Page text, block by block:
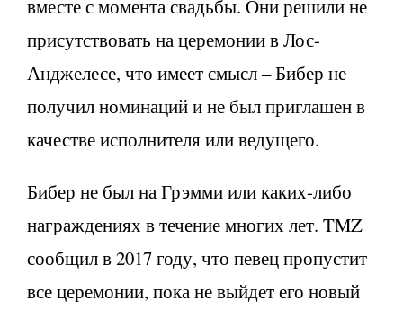
вместе с момента свадьбы. Они решили не
присутствовать на церемонии в Лос-
Анджелесе, что имеет смысл – Бибер не
получил номинаций и не был приглашен в
качестве исполнителя или ведущего.
Бибер не был на Грэмми или каких-либо
награждениях в течение многих лет. TMZ
сообщил в 2017 году, что певец пропустит
все церемонии, пока не выйдет его новый